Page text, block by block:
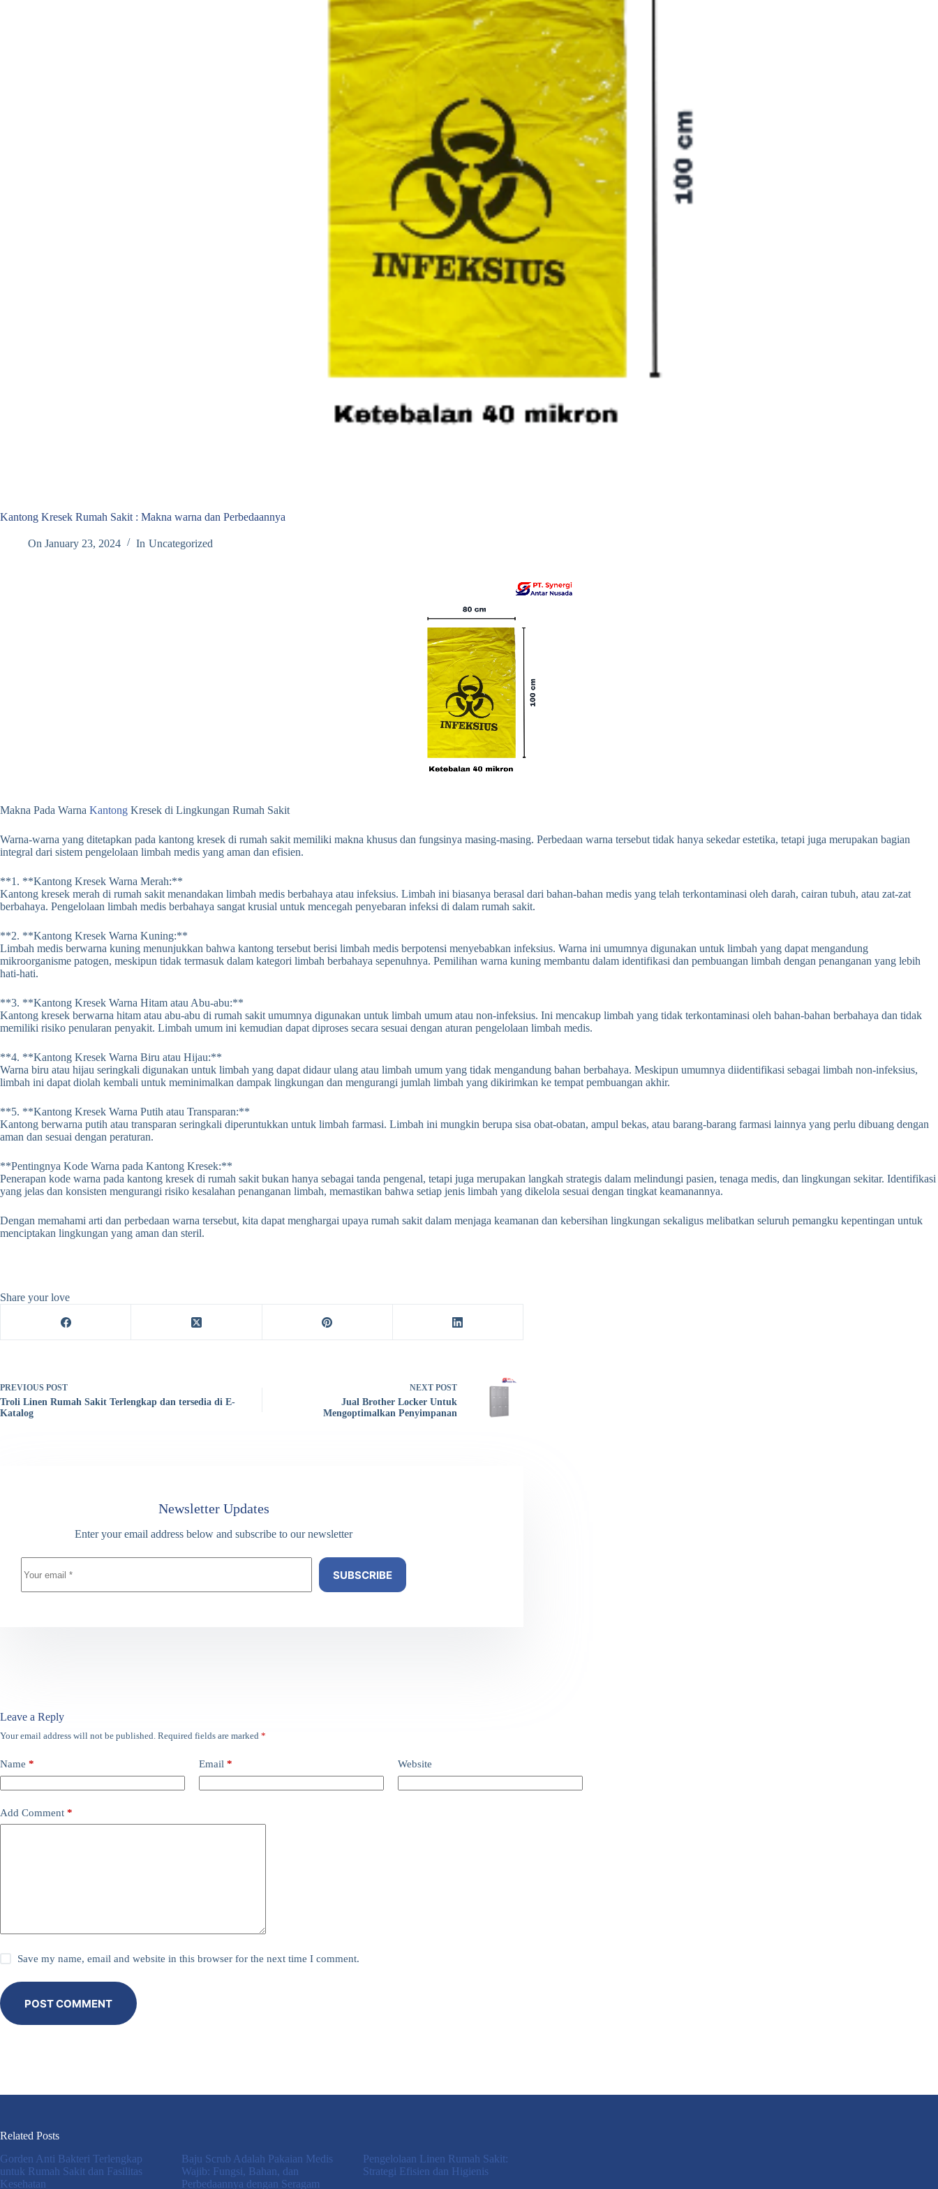
Kantong Kresek Rumah Sakit : Makna warna dan Perbedaannya
On January 23, 2024 In Uncategorized
Makna Pada Warna Kantong Kresek di Lingkungan Rumah Sakit
Warna-warna yang ditetapkan pada kantong kresek di rumah sakit memiliki makna khusus dan fungsinya masing-masing. Perbedaan warna tersebut tidak hanya sekedar estetika, tetapi juga merupakan bagian
integral dari sistem pengelolaan limbah medis yang aman dan efisien.
**1. **Kantong Kresek Warna Merah:**
Kantong kresek merah di rumah sakit menandakan limbah medis berbahaya atau infeksius. Limbah ini biasanya berasal dari bahan-bahan medis yang telah terkontaminasi oleh darah, cairan tubuh, atau zat-zat
berbahaya. Pengelolaan limbah medis berbahaya sangat krusial untuk mencegah penyebaran infeksi di dalam rumah sakit.
**2. **Kantong Kresek Warna Kuning:**
Limbah medis berwarna kuning menunjukkan bahwa kantong tersebut berisi limbah medis berpotensi menyebabkan infeksius. Warna ini umumnya digunakan untuk limbah yang dapat mengandung
mikroorganisme patogen, meskipun tidak termasuk dalam kategori limbah berbahaya sepenuhnya. Pemilihan warna kuning membantu dalam identifikasi dan pembuangan limbah dengan penanganan yang lebih
hati-hati.
**3. **Kantong Kresek Warna Hitam atau Abu-abu:**
Kantong kresek berwarna hitam atau abu-abu di rumah sakit umumnya digunakan untuk limbah umum atau non-infeksius. Ini mencakup limbah yang tidak terkontaminasi oleh bahan-bahan berbahaya dan tidak
memiliki risiko penularan penyakit. Limbah umum ini kemudian dapat diproses secara sesuai dengan aturan pengelolaan limbah medis.
**4. **Kantong Kresek Warna Biru atau Hijau:**
Warna biru atau hijau seringkali digunakan untuk limbah yang dapat didaur ulang atau limbah umum yang tidak mengandung bahan berbahaya. Meskipun umumnya diidentifikasi sebagai limbah non-infeksius,
limbah ini dapat diolah kembali untuk meminimalkan dampak lingkungan dan mengurangi jumlah limbah yang dikirimkan ke tempat pembuangan akhir.
**5. **Kantong Kresek Warna Putih atau Transparan:**
Kantong berwarna putih atau transparan seringkali diperuntukkan untuk limbah farmasi. Limbah ini mungkin berupa sisa obat-obatan, ampul bekas, atau barang-barang farmasi lainnya yang perlu dibuang dengan
aman dan sesuai dengan peraturan.
**Pentingnya Kode Warna pada Kantong Kresek:**
Penerapan kode warna pada kantong kresek di rumah sakit bukan hanya sebagai tanda pengenal, tetapi juga merupakan langkah strategis dalam melindungi pasien, tenaga medis, dan lingkungan sekitar. Identifikasi
yang jelas dan konsisten mengurangi risiko kesalahan penanganan limbah, memastikan bahwa setiap jenis limbah yang dikelola sesuai dengan tingkat keamanannya.
Dengan memahami arti dan perbedaan warna tersebut, kita dapat menghargai upaya rumah sakit dalam menjaga keamanan dan kebersihan lingkungan sekaligus melibatkan seluruh pemangku kepentingan untuk
menciptakan lingkungan yang aman dan steril.
Share your love
PREVIOUS POST
Troli Linen Rumah Sakit Terlengkap dan tersedia di E-
Katalog
NEXT POST
Jual Brother Locker Untuk
Mengoptimalkan Penyimpanan
Newsletter Updates
Enter your email address below and subscribe to our newsletter
SUBSCRIBE
Leave a Reply
Your email address will not be published. Required fields are marked *
Name * Email * Website
Add Comment *
Save my name, email and website in this browser for the next time I comment.
POST COMMENT
Related Posts
Gorden Anti Bakteri Terlengkap
untuk Rumah Sakit dan Fasilitas
Kesehatan
Baju Scrub Adalah Pakaian Medis
Wajib: Fungsi, Bahan, dan
Perbedaannya dengan Seragam
Pengelolaan Linen Rumah Sakit:
Strategi Efisien dan Higienis